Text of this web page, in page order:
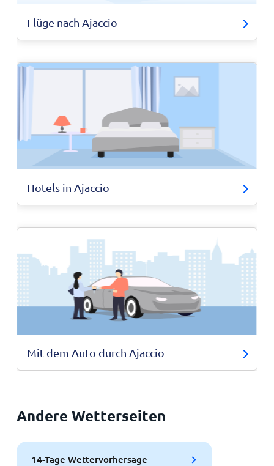
Flüge nach Ajaccio
Hotels in Ajaccio
Mit dem Auto durch Ajaccio
Andere Wetterseiten
14-Tage Wettervorhersage